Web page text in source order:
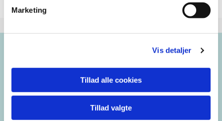
Marketing
Vis detaljer
Tillad alle cookies
Tillad valgte
Brorsons Kirke
Rantzausgade 49